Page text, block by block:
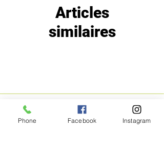
Articles
similaires
MENU POLITIQUE
Phone Facebook Instagram